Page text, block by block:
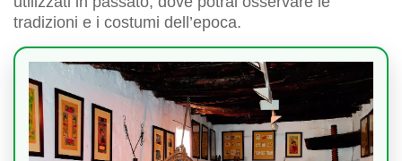
tradizioni e i costumi dell’epoca.